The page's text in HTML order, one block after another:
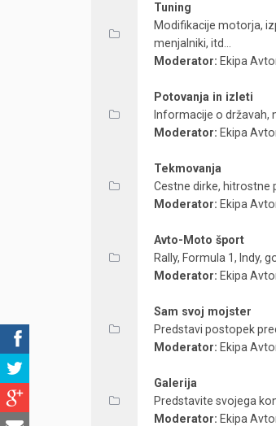
Tuning
Modifikacije motorja,
menjalniki, itd...
Moderator: Ekipa
Potovanja in izleti
Informacije o državah,
Moderator: Ekipa
Tekmovanja
Cestne dirke, hitrostne
Moderator: Ekipa
Avto-Moto šport
Rally, Formula 1, Indy,
Moderator: Ekipa
Sam svoj mojster
Predstavi postopek
Moderator: Ekipa
Galerija
Predstavite svojega
Moderator: Ekipa